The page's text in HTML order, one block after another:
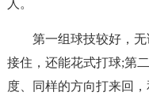
人。
第一组球技较好，
接住，还能花式打球;第
度、同样的方向打来回